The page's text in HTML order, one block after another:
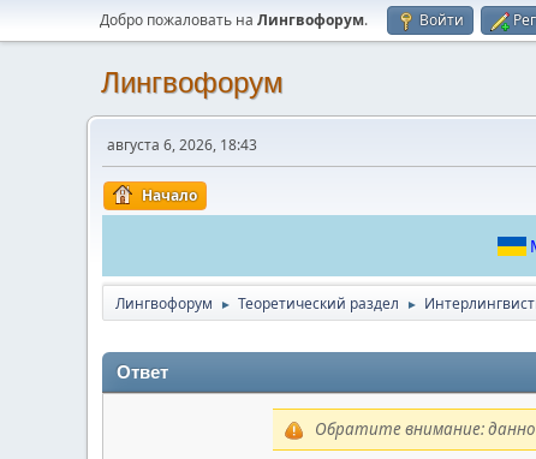
Добро пожаловать на Лингвофорум. Войти
Лингвофорум
августа 6, 2026, 18:43
Начало
Лингвофорум ► Теоретический раздел ►
Ответ
Обратите внимание: